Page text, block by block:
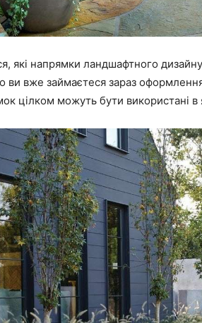
які напрямки ландшафтного
вже займаєтеся зараз
цілком можуть бути використані в